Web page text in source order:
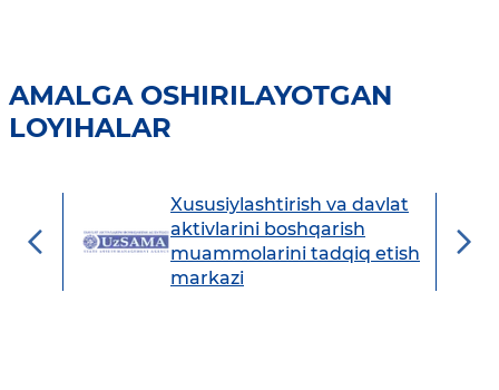
AMALGA OSHIRILAYOTGAN
LOYIHALAR
Xususiylashtirish va davlat
aktivlarini boshqarish
muammolarini tadqiq etish
markazi